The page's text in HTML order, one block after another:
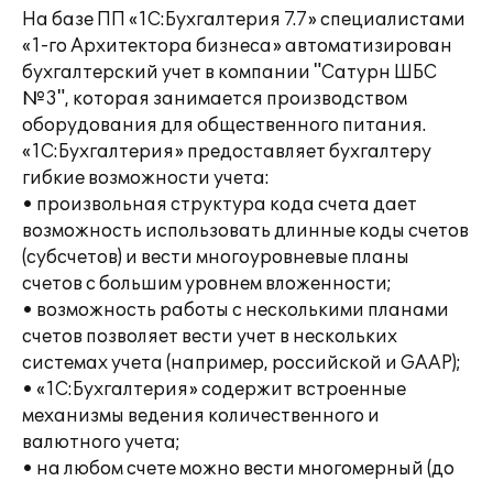
На базе ПП «1С:Бухгалтерия 7.7» специалистами
«1-го Архитектора бизнеса» автоматизирован
бухгалтерский учет в компании "Сатурн ШБС
№3", которая занимается производством
оборудования для общественного питания.
«1С:Бухгалтерия» предоставляет бухгалтеру
гибкие возможности учета:
• произвольная структура кода счета дает
возможность использовать длинные коды счетов
(субсчетов) и вести многоуровневые планы
счетов с большим уровнем вложенности;
• возможность работы с несколькими планами
счетов позволяет вести учет в нескольких
системах учета (например, российской и GAAP);
• «1С:Бухгалтерия» содержит встроенные
механизмы ведения количественного и
валютного учета;
• на любом счете можно вести многомерный (до